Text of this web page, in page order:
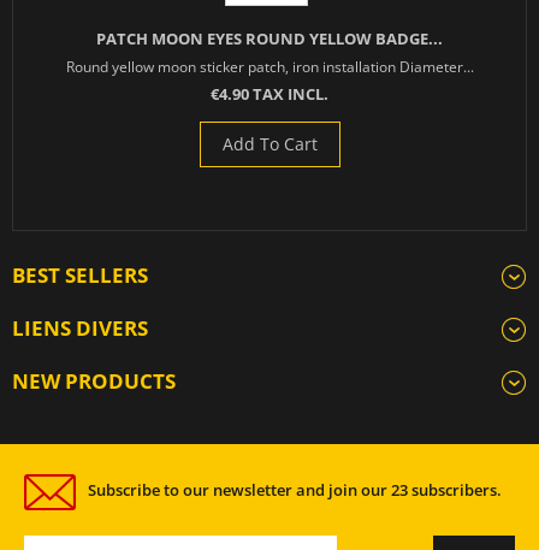
PATCH MOON EYES ROUND YELLOW BADGE...
Round yellow moon sticker patch, iron installation Diameter...
€4.90 TAX INCL.
Add To Cart
BEST SELLERS
LIENS DIVERS
NEW PRODUCTS
Subscribe to our newsletter and join our 23 subscribers.